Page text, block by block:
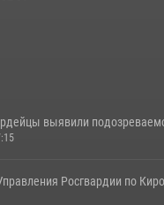
выявили
Росгвардии по